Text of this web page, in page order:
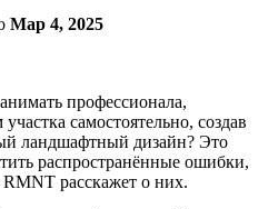
Мар 4, 2025
профессионала,
самостоятельно, создав
ландшафтный дизайн? Это
распространённые ошибки,
расскажет о них.